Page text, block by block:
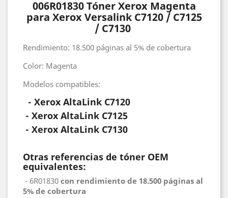
006R01830 Tóner Xerox Magenta
para Xerox Versalink C7120 / C7125
/ C7130
Rendimiento: 18.500 páginas al 5% de cobertura
Color: Magenta
Modelos compatibles:
- Xerox AltaLink C7120
- Xerox AltaLink C7125
- Xerox AltaLink C7130
Otras referencias de tóner OEM
equivalentes:
- 6R01830 con rendimiento de 18.500 páginas al
5% de cobertura